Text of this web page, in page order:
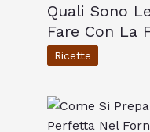
Quali Sono
Fare Con La
Ricette